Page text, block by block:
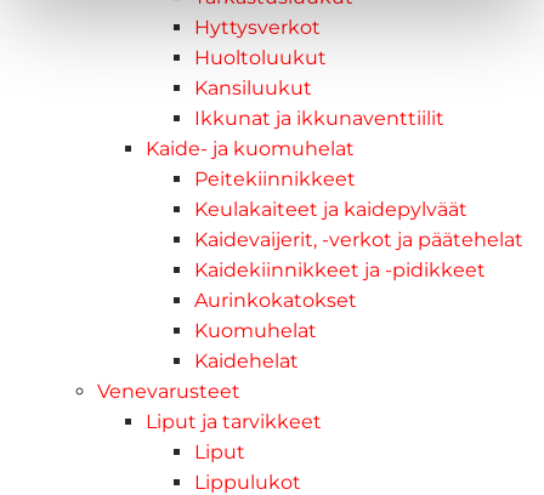
Hyttysverkot
Huoltoluukut
Kansiluukut
Ikkunat ja ikkunaventtiilit
Kaide- ja kuomuhelat
Peitekiinnikkeet
Keulakaiteet ja kaidepylväät
Kaidevaijerit, -verkot ja päätehelat
Kaidekiinnikkeet ja -pidikkeet
Aurinkokatokset
Kuomuhelat
Kaidehelat
Venevarusteet
Liput ja tarvikkeet
Liput
Lippulukot